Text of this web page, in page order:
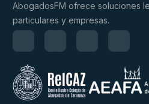
AbogadosFM ofrece soluciones
particulares y empresas.